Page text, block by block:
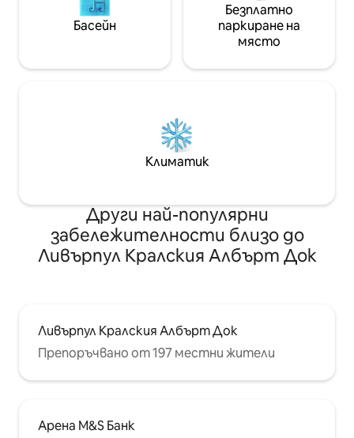
Басейн
Безплатно
паркиране на
място
Климатик
Други най-популярни
забележителности близо до
Ливърпул Кралския Албърт Док
Ливърпул Кралския Албърт Док
Препоръчвано от 197 местни жители
Арена M&S Банк